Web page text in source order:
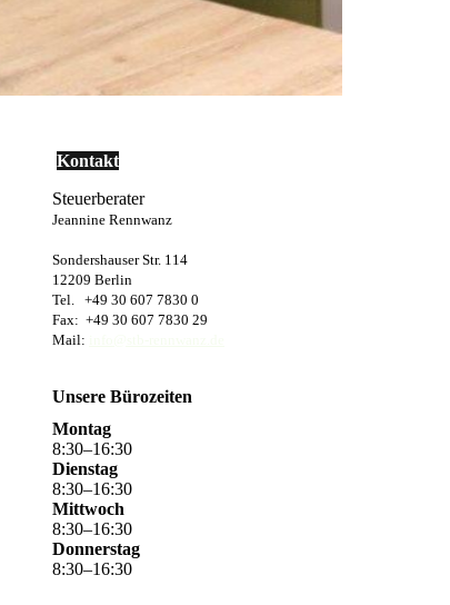
Kontakt
Steuerberater
Jeannine Rennwanz
Sondershauser Str. 114
12209 Berlin
Tel. +49 30 607 7830 0
Fax: +49 30 607 7830 29
Mail:
Unsere Bürozeiten
Montag
8:30–16:30
Dienstag
8:30–16:30
Mittwoch
8:30–16:30
Donnerstag
8:30–16:30